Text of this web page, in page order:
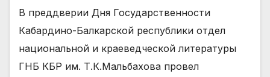
В преддверии Дня Государственности
Кабардино-Балкарской республики отдел
национальной и краеведческой литературы
ГНБ КБР им. Т.К.Мальбахова провел